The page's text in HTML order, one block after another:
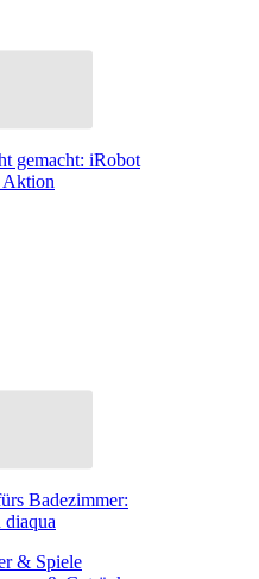
gemacht: iRobot
Aktion
Badezimmer:
& Spiele